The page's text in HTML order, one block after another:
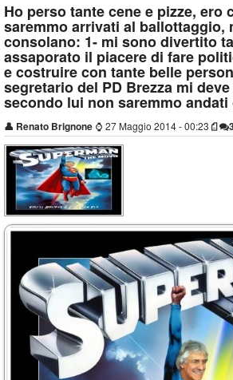
Ho perso tante cene e pizze, ero
saremmo arrivati al ballottaggio,
consolano: 1- mi sono divertito
assaporato il piacere di fare
e costruire con tante belle
segretario del PD Brezza mi
secondo lui non saremmo andati
👤 Renato Brignone ⌚ 27 Maggio 2014 - 00:23